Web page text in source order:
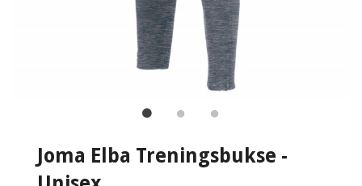
Joma Elba Treningsbukse -